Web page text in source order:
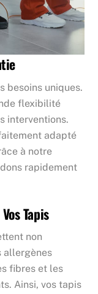
besoins uniques.
flexibilité
interventions.
adapté
à notre
rapidement
Tapis
non
allergènes
fibres et les
Ainsi, vos tapis